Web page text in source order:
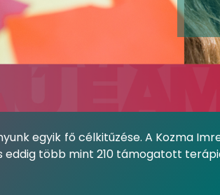
egyik fő célkitűzése. A Kozma
több mint 210 támogatott